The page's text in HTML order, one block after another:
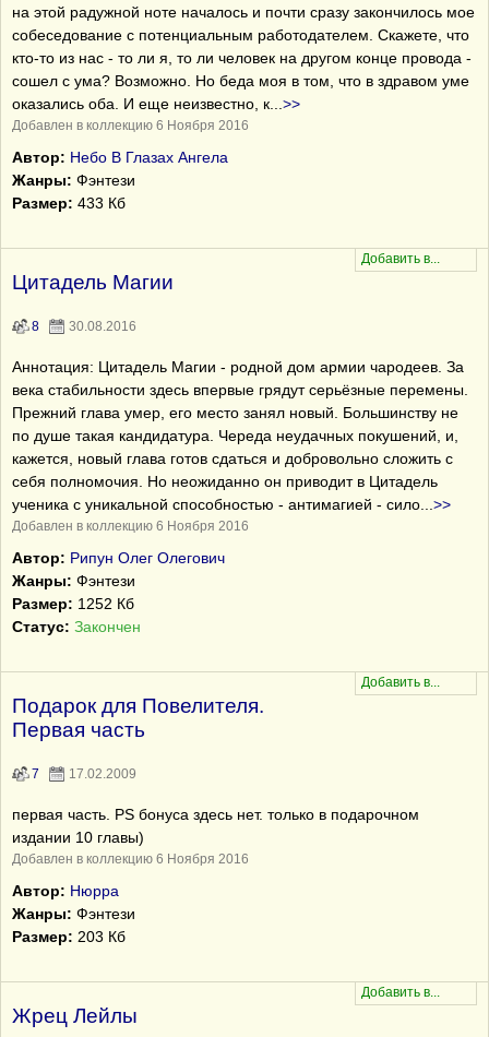
на этой радужной ноте началось и почти сразу закончилось мое
собеседование с потенциальным работодателем. Скажете, что
кто-то из нас - то ли я, то ли человек на другом конце провода -
сошел с ума? Возможно. Но беда моя в том, что в здравом уме
оказались оба. И еще неизвестно, к
>>
Добавлен в коллекцию 6 Ноября 2016
Автор: Небо В Глазах Ангела
Жанры: Фэнтези
Размер: 433 Кб
Цитадель Магии
8 30.08.2016
Аннотация: Цитадель Магии - родной дом армии чародеев. За
века стабильности здесь впервые грядут серьёзные перемены.
Прежний глава умер, его место занял новый. Большинству не
по душе такая кандидатура. Череда неудачных покушений, и,
кажется, новый глава готов сдаться и добровольно сложить с
себя полномочия. Но неожиданно он приводит в Цитадель
ученика с уникальной способностью - антимагией - сило
>>
Добавлен в коллекцию 6 Ноября 2016
Автор: Рипун Олег Олегович
Жанры: Фэнтези
Размер: 1252 Кб
Статус: Закончен
Подарок для Повелителя.
Первая часть
7 17.02.2009
первая часть. PS бонуса здесь нет. только в подарочном
издании 10 главы)
Добавлен в коллекцию 6 Ноября 2016
Автор: Нюрра
Жанры: Фэнтези
Размер: 203 Кб
Жрец Лейлы